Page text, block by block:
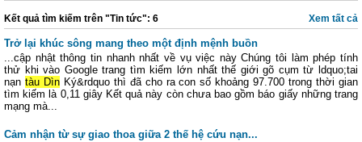
Xem tất cả
Kết quả tìm kiếm trên "Tin tức": 6
Trở lại khúc sông mang theo một định mệnh buồn
...cập nhật thông tin nhanh nhất về vụ việc này Chúng tôi làm phép tính
thử khi vào Google trang tìm kiếm lớn nhất thế giới gõ cụm từ ldquo;tai
nạn tàu DìnKý&rdquo thì đã cho ra con số khoảng 97.700 trong thời gian
tìm kiếm là 0,11 giây Kết quả này còn chưa bao gồm báo giấy những trang
mạng mà...
Cảm nhận từ sự giao thoa giữa 2 thế hệ cứu nạn...